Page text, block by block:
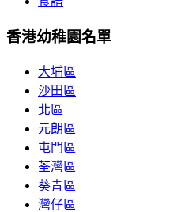
香港幼稚園名單
大埔區
沙田區
北區
元朗區
屯門區
荃灣區
葵青區
灣仔區